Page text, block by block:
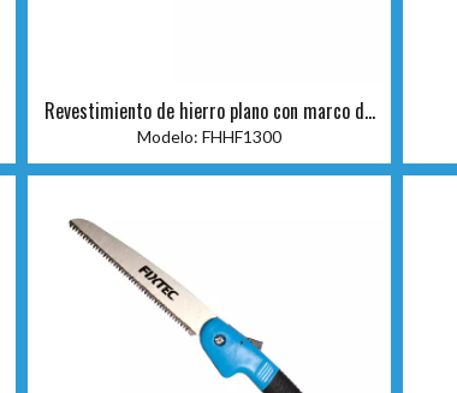
Revestimiento de hierro plano con marco de
sierra para metales
Modelo: FHHF1300